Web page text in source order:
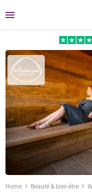
Menu
Home Beauté & bien-être